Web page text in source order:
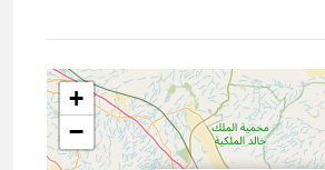
+
−